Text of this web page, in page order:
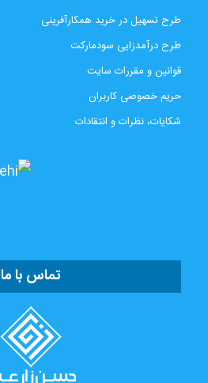
طرح تسهیل در خرید همکارآفرینی
طرح درآمدزایی سودمارکت
قوانین و مقررات سایت
حریم خصوصی کاربران
شکایات، نظرات و انتقادات
تماس با ما